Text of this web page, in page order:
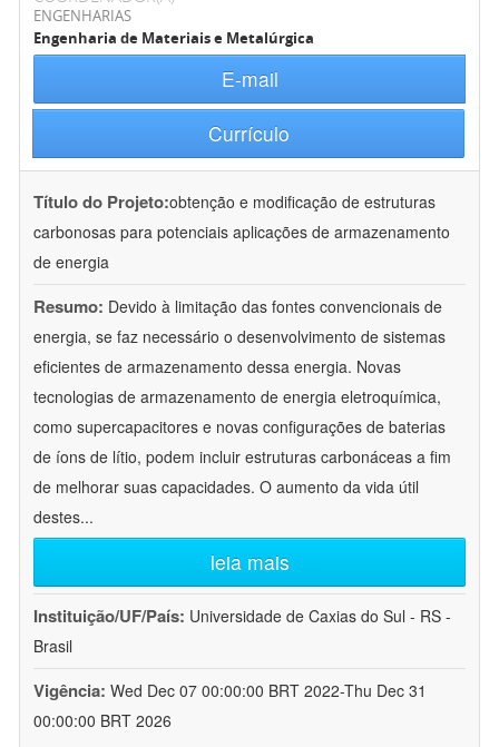
ENGENHARIAS
Engenharia de Materiais e Metalúrgica
E-mail
Currículo
Título do Projeto:obtenção e modificação de estruturas
carbonosas para potenciais aplicações de armazenamento
de energia
Resumo: Devido à limitação das fontes convencionais de
energia, se faz necessário o desenvolvimento de sistemas
eficientes de armazenamento dessa energia. Novas
tecnologias de armazenamento de energia eletroquímica,
como supercapacitores e novas configurações de baterias
de íons de lítio, podem incluir estruturas carbonáceas a fim
de melhorar suas capacidades. O aumento da vida útil
destes...
leia mais
Instituição/UF/País: Universidade de Caxias do Sul - RS -
Brasil
Vigência: Wed Dec 07 00:00:00 BRT 2022-Thu Dec 31
00:00:00 BRT 2026